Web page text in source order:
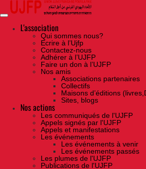
Skip
the
contentL'association
Qui sommes nous?
Ecrire à l’Ujfp
Contactez-nous
Adhérer à l’UJFP
Faire un don à l’UJFP
Nos amis
Associations partenaires
Collectifs
Maisons d’éditions
Sites, blogs
Nos actions
Les communiqués de l'UJFP
Appels signés par l'UJFP
Appels et manifestations
Les événements
Les événements à venir
Les événements passés
Les plumes de l'UJFP
Publications de l'UJFP